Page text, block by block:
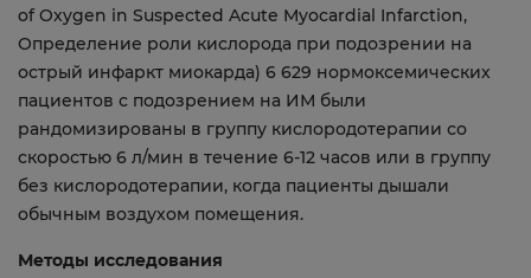
of Oxygen in Suspected Acute Myocardial Infarction,
Определение роли кислорода при подозрении на
острый инфаркт миокарда) 6 629 нормоксемических
пациентов с подозрением на ИМ были
рандомизированы в группу кислородотерапии со
скоростью 6 л/мин в течение 6-12 часов или в группу
без кислородотерапии, когда пациенты дышали
обычным воздухом помещения.
Методы исследования